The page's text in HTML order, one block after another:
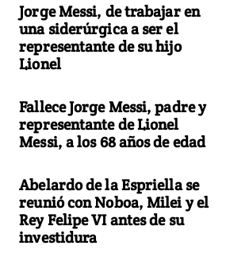
Jorge Messi, de trabajar en
una siderúrgica a ser el
representante de su hijo
Lionel
Fallece Jorge Messi, padre y
representante de Lionel
Messi, a los 68 años de edad
Abelardo de la Espriella se
reunió con Noboa, Milei y el
Rey Felipe VI antes de su
investidura